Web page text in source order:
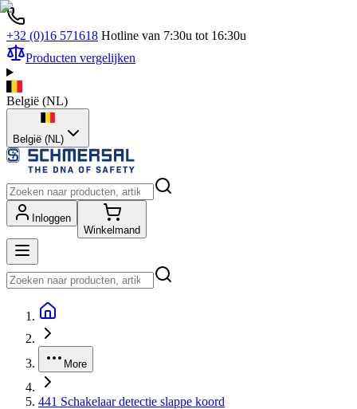
+32 (0)16 571618 Hotline van 7:30u tot 16:30u
Producten vergelijken
België (NL)
België (NL)
Inloggen
Winkelmand
More
441 Schakelaar detectie slappe koord